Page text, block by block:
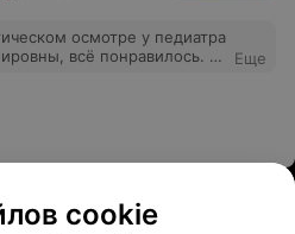
осмотре у педиатра
всё понравилось. В
недалеко от дома,
онлайн, оплатить прием
Еще
(Кидс)
cookie